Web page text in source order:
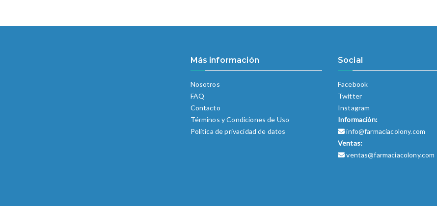
Más información
Nosotros
FAQ
Contacto
Términos y Condiciones de Uso
Política de privacidad de datos
Social
Facebook
Twitter
Instagram
Información:
info@farmaciacolony.com
Ventas:
ventas@farmaciacolony.com